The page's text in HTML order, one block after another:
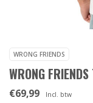
WRONG FRIENDS
WRONG
€69,99 Incl. btw